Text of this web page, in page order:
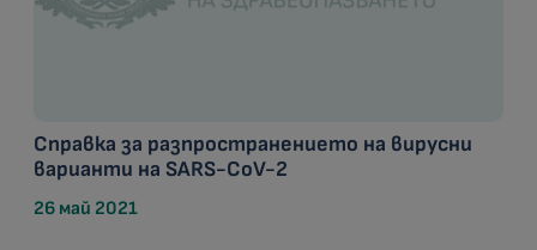
Справка за разпространението на вирусни
варианти на SARS-CoV-2
26 май 2021